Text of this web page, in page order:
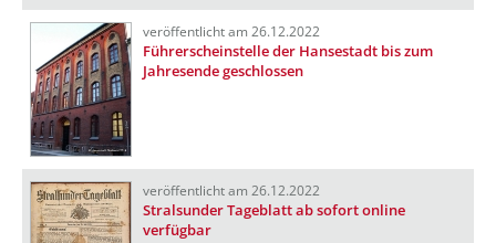
veröffentlicht am 26.12.2022
Führerscheinstelle der Hansestadt bis zum
Jahresende geschlossen
veröffentlicht am 26.12.2022
Stralsunder Tageblatt ab sofort online
verfügbar